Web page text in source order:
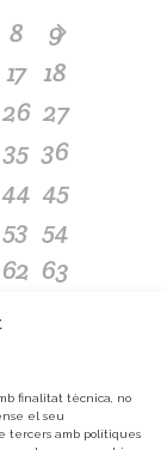
finalitat tècnica, no
el seu
tercers amb polítiques
8
9
17 18
26 27
35 36
44 45
53 54
62 63
89 90
98